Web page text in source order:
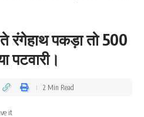
रंगेहाथ पकड़ा तो 500
पटवारी।
2 Min Read